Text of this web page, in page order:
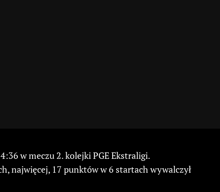
w meczu 2. kolejki PGE Ekstraligi.
najwięcej, 17 punktów w 6 startach wywalczył